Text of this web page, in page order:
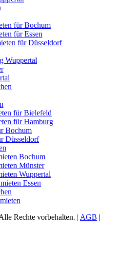
für Bochum
für Essen
für Düsseldorf
Wuppertal
für Bielefeld
für Hamburg
Bochum
Düsseldorf
Bochum
Münster
Wuppertal
Essen
Rechte vorbehalten. | AGB |